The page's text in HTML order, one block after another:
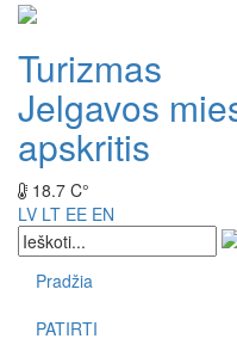
Turizmas
Jelgavos
apskritis
18.7 C°
LV LT EE EN
Pradžia
PATIRTI